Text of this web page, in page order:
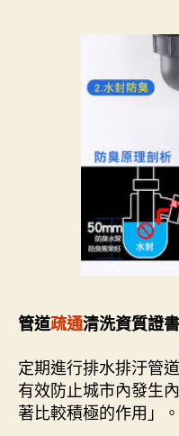
管道疏通清洗資質證
定期進行排水排汙管
有效防止城市內發生
著比較積極的作用」。